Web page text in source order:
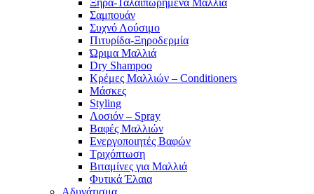
Ξηρά-Ταλαιπωρημένα Μαλλιά
Σαμπουάν
Συχνό Λούσιμο
Πιτυρίδα-Ξηροδερμία
Ώριμα Μαλλιά
Dry Shampoo
Κρέμες Μαλλιών – Conditioners
Μάσκες
Styling
Λοσιόν – Spray
Βαφές Μαλλιών
Ενεργοποιητές Βαφών
Τριχόπτωση
Βιταμίνες για Μαλλιά
Φυτικά Έλαια